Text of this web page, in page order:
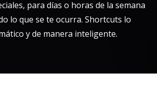
para días o horas de la semana
lo que se te ocurra. Shortcuts lo
y de manera inteligente.